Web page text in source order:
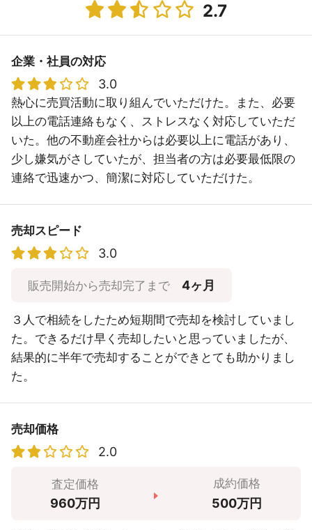
2.7
企業・社員の対応
3.0
熱心に売買活動に取り組んでいただけた。また、必要
以上の電話連絡もなく、ストレスなく対応していただ
いた。他の不動産会社からは必要以上に電話があり、
少し嫌気がさしていたが、担当者の方は必要最低限の
連絡で迅速かつ、簡潔に対応していただけた。
売却スピード
3.0
販売開始から売却完了まで 4ヶ月
３人で相続をしたため短期間で売却を検討していまし
た。できるだけ早く売却したいと思っていましたが、
結果的に半年で売却することができとても助かりまし
た。
売却価格
2.0
査定価格
960万円
成約価格
500万円